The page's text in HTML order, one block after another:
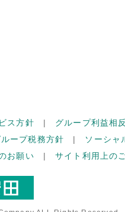
ス方針 グループ利益相
ループ税務方針 ソーシャ
お願い サイト利用上の